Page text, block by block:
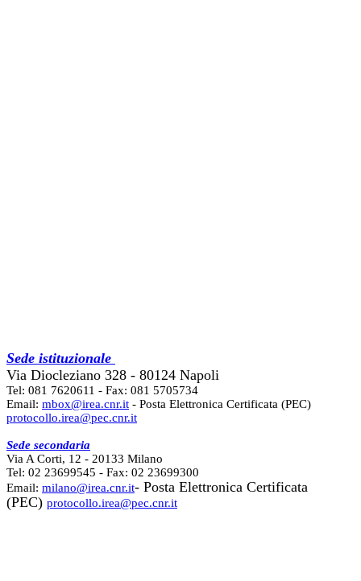
Sede istituzionale
Via Diocleziano 328 - 80124 Napoli
Tel: 081 7620611 - Fax: 081 5705734
Email: mbox@irea.cnr.it - Posta Elettronica Certificata (PEC)
protocollo.irea@pec.cnr.it
Sede secondaria
Via A Corti, 12 - 20133 Milano
Tel: 02 23699545 - Fax: 02 23699300
Email: milano@irea.cnr.it- Posta Elettronica Certificata
(PEC) protocollo.irea@pec.cnr.it